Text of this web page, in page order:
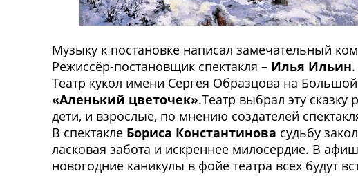
Музыку к постановке написал замечательный
Режиссёр-постановщик спектакля – Илья Ильин
Театр кукол имени Сергея Образцова на
«Аленький цветочек».Театр выбрал эту
дети, и взрослые, по мнению создателей
В спектакле Бориса Константинова судьбу
ласковая забота и искреннее милосердие. В
новогодние каникулы в фойе театра всех будут